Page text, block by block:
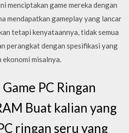
menciptakan game mereka dengan
mendapatkan gameplay yang lancar
tetapi kenyataannya, tidak semua
perangkat dengan spesifikasi yang
misalnya.
PC Ringan
Buat kalian yang
ringan seru yang